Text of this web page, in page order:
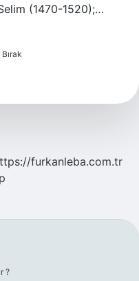
(1470-1520);…
furkanleba.com.tr
?